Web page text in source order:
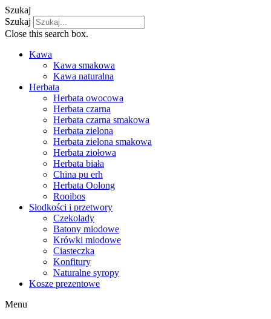
Szukaj
Szukaj
Close this search box.
Kawa
Kawa smakowa
Kawa naturalna
Herbata
Herbata owocowa
Herbata czarna
Herbata czarna smakowa
Herbata zielona
Herbata zielona smakowa
Herbata ziołowa
Herbata biała
China pu erh
Herbata Oolong
Rooibos
Słodkości i przetwory
Czekolady
Batony miodowe
Krówki miodowe
Ciasteczka
Konfitury
Naturalne syropy
Kosze prezentowe
Menu